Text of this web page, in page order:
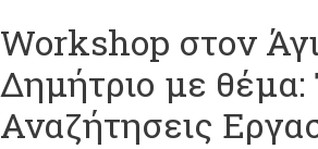
Workshop στον
Δημήτριο με θέμα:
Αναζήτησεις